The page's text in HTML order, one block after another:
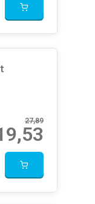
27,89